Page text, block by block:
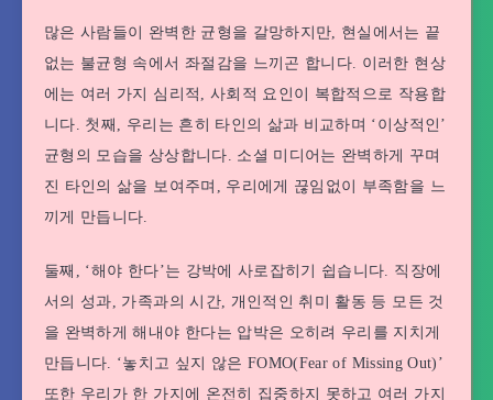
많은 사람들이 완벽한 균형을 갈망하지만, 현실에서는 끝
없는 불균형 속에서 좌절감을 느끼곤 합니다. 이러한 현상
에는 여러 가지 심리적, 사회적 요인이 복합적으로 작용합
니다. 첫째, 우리는 흔히 타인의 삶과 비교하며 ‘이상적인’
균형의 모습을 상상합니다. 소셜 미디어는 완벽하게 꾸며
진 타인의 삶을 보여주며, 우리에게 끊임없이 부족함을 느
끼게 만듭니다.
둘째, ‘해야 한다’는 강박에 사로잡히기 쉽습니다. 직장에
서의 성과, 가족과의 시간, 개인적인 취미 활동 등 모든 것
을 완벽하게 해내야 한다는 압박은 오히려 우리를 지치게
만듭니다. ‘놓치고 싶지 않은 FOMO(Fear of Missing Out)’
또한 우리가 한 가지에 온전히 집중하지 못하고 여러 가지